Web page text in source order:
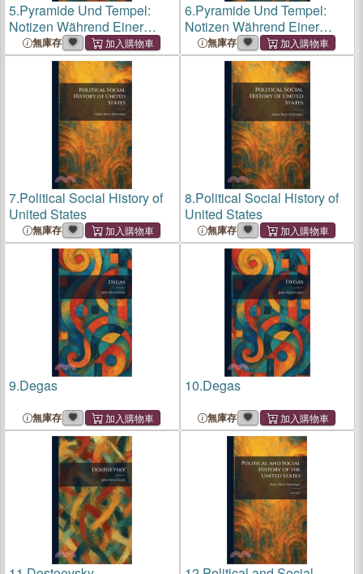
5.Pyramide Und Tempel:
Notizen Während Einer
Reise Nach Ãgypten,
Palästina, Griechenland,
Und Stambul
無庫存
6.Pyramide Und Tempel:
Notizen Während Einer
Reise Nach Ãgypten,
Palästina, Griechenland,
Und Stambul
無庫存
7.Political Social History of
United States
無庫存
8.Political Social History of
United States
無庫存
9.Degas
無庫存
10.Degas
無庫存